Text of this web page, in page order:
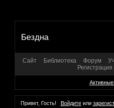
Бездна
Сайт Библиотека Форум
Регистрация
Привет, Гость! Войдитеили